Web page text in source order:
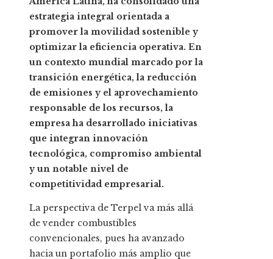
estrategia integral orientada a
promover la movilidad sostenible y
optimizar la eficiencia operativa. En
un contexto mundial marcado por la
transición energética, la reducción
de emisiones y el aprovechamiento
responsable de los recursos, la
empresa ha desarrollado iniciativas
que integran innovación
tecnológica, compromiso ambiental
y un notable nivel de
competitividad empresarial.
La perspectiva de Terpel va más allá
de vender combustibles
convencionales, pues ha avanzado
hacia un portafolio más amplio que